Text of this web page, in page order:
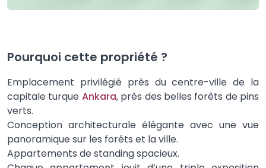
Pourquoi cette propriété ?
Emplacement privilégié près du centre-ville de la
capitale turque Ankara, près des belles forêts de pins
verts.
Conception architecturale élégante avec une vue
panoramique sur les forêts et la ville.
Appartements de standing spacieux.